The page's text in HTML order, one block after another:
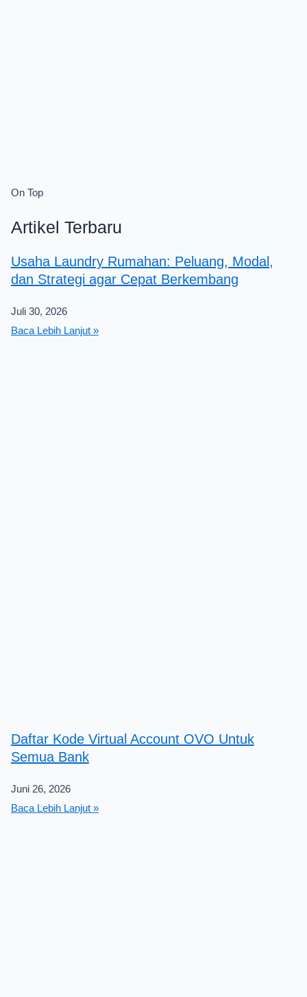
On Top
Artikel Terbaru
Usaha Laundry Rumahan: Peluang, Modal,
dan Strategi agar Cepat Berkembang
Juli 30, 2026
Baca Lebih Lanjut »
Daftar Kode Virtual Account OVO Untuk
Semua Bank
Juni 26, 2026
Baca Lebih Lanjut »